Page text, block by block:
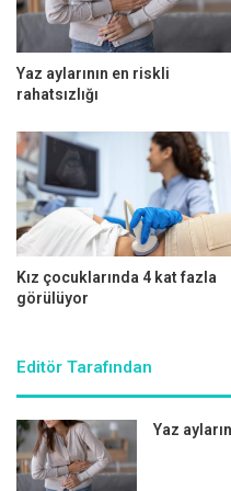
tahıllar ve baklagiller gibi
kan şekerinin dengede
Yüksek protein yara
Yaraların iyileşmesi için
ihtiyacı var. Proteinler,
bir rol oynar. Yüksek kaliteli
tavuk, hindi, balık,
ürünleri gelir.
Yaz aylarının en riskli
rahatsızlığı
Kız çocuklarında 4 kat fazla
görülüyor
Editör Tarafından
Yaz